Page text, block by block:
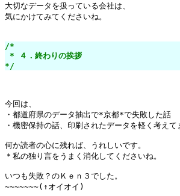
大切なデータを扱っている会社は、
気にかけてみてくださいね。
/*
* ４．終わりの挨拶
*/
今回は、
・都道府県のデータ抽出で*京都*で失敗した話
・機密保持の話、印刷されたデータを軽く考えて
何か読者の心に残れば、うれしいです。
＊私の独り言をうまく消化してくださいね。
いつも失敗？のＫｅｎ３でした。